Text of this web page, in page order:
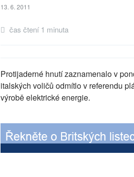
13. 6. 2011
čas čtení 1 minuta
Protijaderné hnutí zaznamenalo v
italských voličů odmítlo v referendu
výrobě elektrické energie.